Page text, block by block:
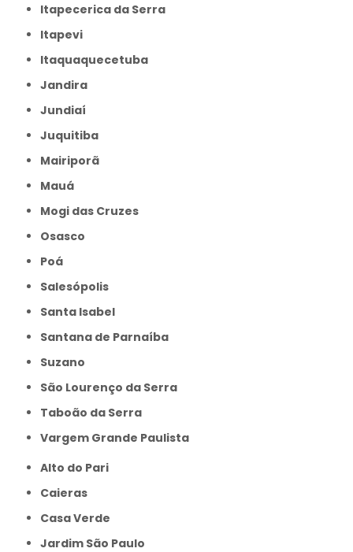
Itapecerica da Serra
Itapevi
Itaquaquecetuba
Jandira
Jundiaí
Juquitiba
Mairiporã
Mauá
Mogi das Cruzes
Osasco
Poá
Salesópolis
Santa Isabel
Santana de Parnaíba
Suzano
São Lourenço da Serra
Taboão da Serra
Vargem Grande Paulista
Alto do Pari
Caieras
Casa Verde
Jardim São Paulo